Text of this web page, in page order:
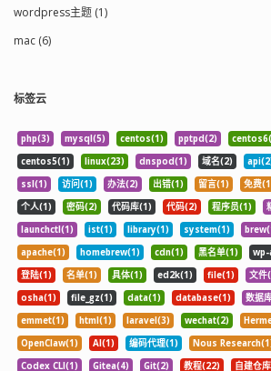
wordpress主题 (1)
mac (6)
标签云
php(3) mysql(5) centos(1) pptpd(2)
centos5(1)
linux(23) dnspod(1) 域名(2)
ssl(1)
访问(1) 办法(2) 出错(1) 留言(1) 免费
个人(1)
密码(2) 代码库(1) 代码(2) 程序员(1)
launchctl(1)
ist(1) library(1) system(1)
apache(1)
homebrew(1) cdn(1) 黑名单(1)
登陆(1)
名单(1) 具体(1) ed2k(1) file(1) 文件
osha(1)
file_gz(1) data(1) database(1) 数据
emmet(1)
html(1) laravel(3) wechat(2)
OpenClaw(1)
AI(1) 编码代理(1) Nous
Codex CLI(1)
Gitea(4) Git(2) 教程(22) 自建仓